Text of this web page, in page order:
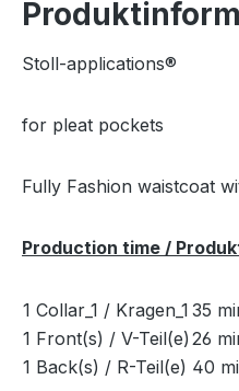
Stoll-applications®
for pleat pockets
Fully Fashion waistcoat
Production time /
1 Collar_1 / Kragen_1 35
1 Front(s) / V-Teil(e) 26
1 Back(s) / R-Teil(e) 40